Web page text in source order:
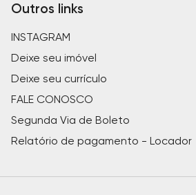
Outros links
INSTAGRAM
Deixe seu imóvel
Deixe seu currículo
FALE CONOSCO
Segunda Via de Boleto
Relatório de pagamento - Locador